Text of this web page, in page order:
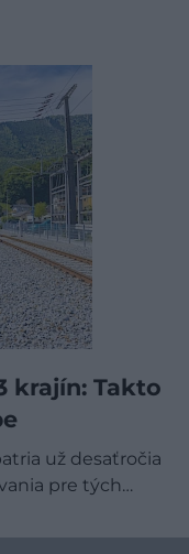
krajín: Takto
už desaťročia
pre tých…